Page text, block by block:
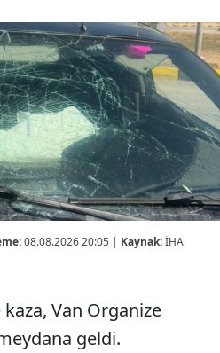
08.08.2026 20:05 | Kaynak:İHA
Van Organize
geldi.